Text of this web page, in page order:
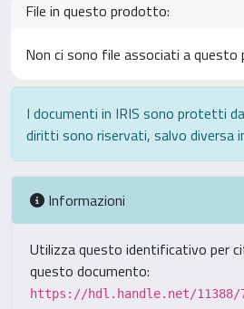
File in questo prodotto:
Non ci sono file associati a
I documenti in IRIS sono protetti
diritti sono riservati, salvo diversa
Informazioni
Utilizza questo identificativo per
questo documento:
https://hdl.handle.net/11388/